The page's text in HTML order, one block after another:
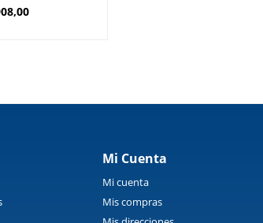
Mi Cuenta
Mi cuenta
Mis compras